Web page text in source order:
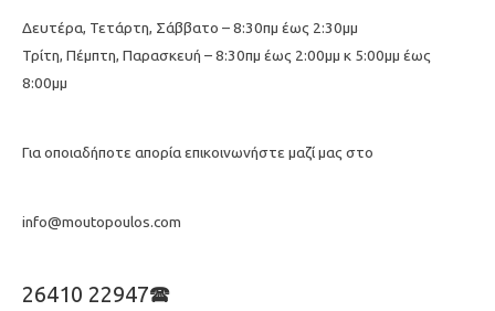
Δευτέρα, Τετάρτη, Σάββατο – 8:30πμ έως 2:30μμ
Τρίτη, Πέμπτη, Παρασκευή – 8:30πμ έως 2:00μμ κ 5:00μμ έως
8:00μμ
Για οποιαδήποτε απορία επικοινωνήστε μαζί μας στο
info@moutopoulos.com
26410 22947🕿